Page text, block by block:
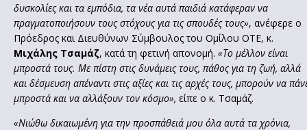
δυσκολίες και τα εμπόδια, τα νέα αυτά παιδιά κατάφεραν να
πραγματοποιήσουν τους στόχους για τις σπουδές τους», ανέφερε ο
Πρόεδρος και Διευθύνων Σύμβουλος του Ομίλου ΟΤΕ, κ.
Μιχάλης Τσαμάζ, κατά τη φετινή απονομή. «Το μέλλον είναι
μπροστά τους. Με πίστη στις δυνάμεις τους, πάθος για τη ζωή, αλλά
και δέσμευση απέναντι στις αξίες και τις αρχές τους, μπορούν να
μπροστά και να αλλάξουν τον κόσμο», είπε ο κ. Τσαμάζ.
«Νιώθω δικαιωμένη για την προσπάθειά μου όλα αυτά τα χρόνια,